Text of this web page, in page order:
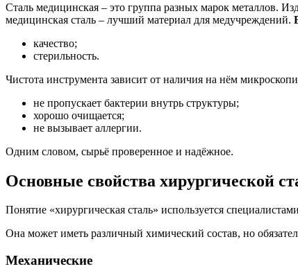
Сталь медицинская – это группа разных марок металлов.
медицинская сталь – лучший материал для медучреждений.
качество;
стерильность.
Чистота инструмента зависит от наличия на нём
не пропускает бактерии внутрь структуры;
хорошо очищается;
не вызывает аллергии.
Одним словом, сырьё проверенное и надёжное.
Основные свойства хирургической
Понятие «хирургическая сталь» используется
Она может иметь различный химический состав, но
Механические